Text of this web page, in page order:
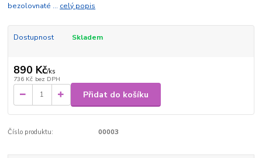
bezolovnaté ... celý popis
Dostupnost Skladem
890 Kč/ks
736 Kč bez DPH
Přidat do košíku
Číslo produktu: 00003